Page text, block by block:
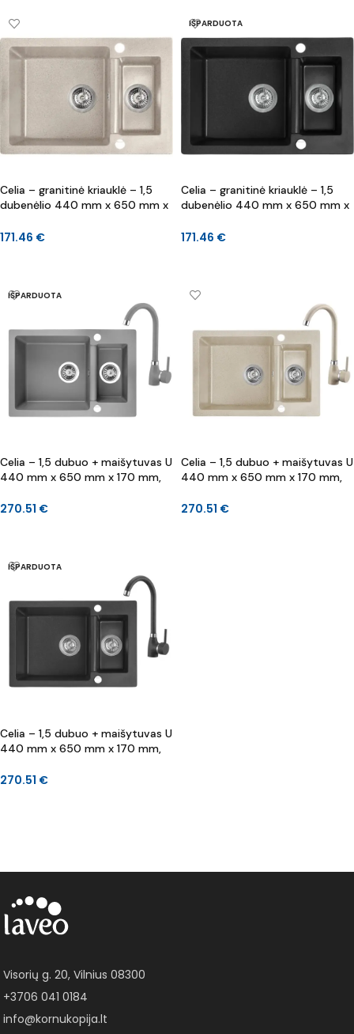
Celia – granitinė kriauklė – 1,5
dubenėlio 440 mm x 650 mm x
171.46 €
IŠPARDUOTA
Celia – granitinė kriauklė – 1,5
dubenėlio 440 mm x 650 mm x
171.46 €
IŠPARDUOTA
Celia – 1,5 dubuo + maišytuvas U
440 mm x 650 mm x 170 mm,
270.51 €
Celia – 1,5 dubuo + maišytuvas U
440 mm x 650 mm x 170 mm,
270.51 €
IŠPARDUOTA
Celia – 1,5 dubuo + maišytuvas U
440 mm x 650 mm x 170 mm,
270.51 €
Visorių g. 20, Vilnius 08300
+3706 041 0184
info@kornukopija.lt